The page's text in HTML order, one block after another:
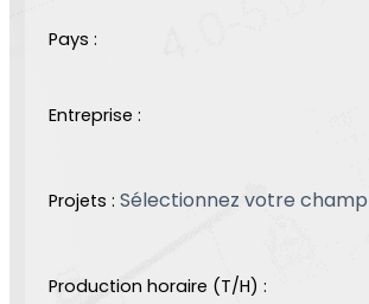
Pays :
Entreprise :
Projets :
Production horaire (T/H) :